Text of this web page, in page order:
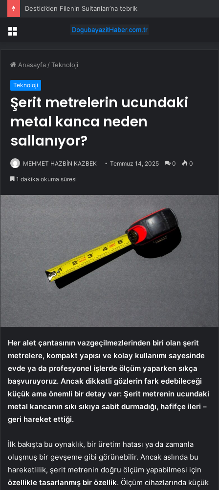
Destici’den Filenin Sultanları’na tebrik
Menü
Anasayfa /Teknoloji
Teknoloji
Şerit metrelerin ucundaki
metal kanca neden
sallanıyor?
MEHMET HAZBİN KAZBEK Temmuz 14, 2025 0 0
1 dakika okuma süresi
Her alet çantasının vazgeçilmezlerinden biri olan şerit
metrelere, kompakt yapısı ve kolay kullanımı sayesinde
evde ya da profesyonel işlerde ölçüm yaparken sıkça
başvuruyoruz. Ancak dikkatli gözlerin fark edebileceği
küçük ama önemli bir detay var: Şerit metrenin ucundaki
metal kancanın sıkı sıkıya sabit durmadığı, hafifçe ileri –
geri hareket ettiği.
İlk bakışta bu oynaklık, bir üretim hatası ya da zamanla
oluşmuş bir gevşeme gibi görünebilir. Ancak aslında bu
hareketlilik, şerit metrenin doğru ölçüm yapabilmesi için
özellikle tasarlanmış bir özellik. Ölçüm cihazlarında küçük